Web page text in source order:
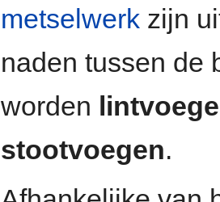
metselwerk zijn
naden tussen de
worden
stootvoegen.